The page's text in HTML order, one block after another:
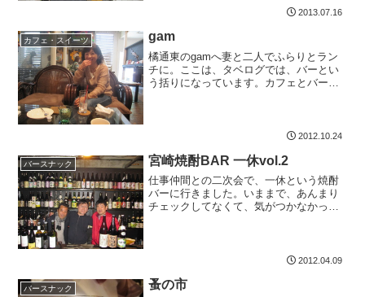
もあるのですがね。しばらくお話して、
イなママです。若いとき...
2013.07.16
カフェ・スイーツ gam
橘通東のgamへ妻と二人でふらりとラン
チに。ここは、タベログでは、バーとい
う括りになっています。カフェとバーっ
2012.10.24
バースナック 宮崎焼酎BAR 一休vol.2
仕事仲間との二次会で、一休という焼酎
バーに行きました。いままで、あんまり
チェックしてなくて、気がつかなかった
2012.04.09
バースナック 蚤の市